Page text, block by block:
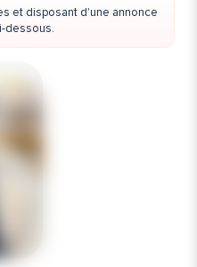
et disposant d'une annonce
dessous.